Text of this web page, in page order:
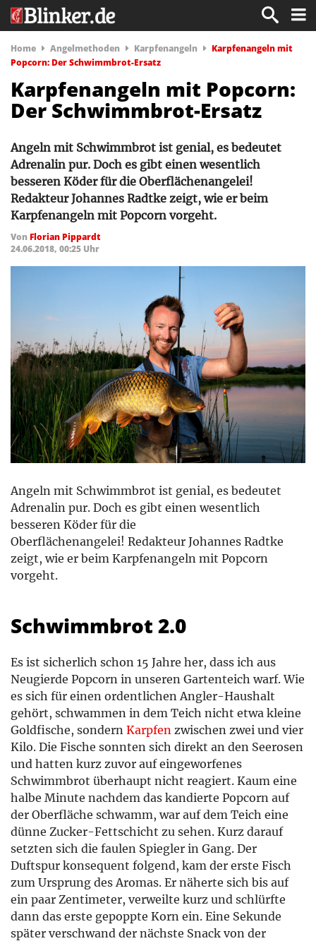
Home Angelmethoden Karpfenangeln
Karpfenangeln mit
Popcorn: Der Schwimmbrot-Ersatz
Karpfenangeln mit Popcorn:
Der Schwimmbrot-Ersatz
Angeln mit Schwimmbrot ist genial, es bedeutet
Adrenalin pur. Doch es gibt einen ­wesentlich
besseren Köder für die Oberflächenangelei!
Redakteur Johannes Radtke zeigt, wie er beim
Karpfenangeln mit Popcorn vorgeht.
Von Florian Pippardt
24.06.2018, 00:25 Uhr
Angeln mit Schwimmbrot ist genial, es bedeutet
Adrenalin pur. Doch es gibt einen ­wesentlich
besseren Köder für die
Oberflächenangelei! Redakteur Johannes Radtke
zeigt, wie er beim Karpfenangeln mit Popcorn
vorgeht.
Schwimmbrot 2.0
Es ist sicherlich schon 15 Jahre her, dass ich aus
Neugierde Popcorn in unseren Gartenteich warf. Wie
es sich für einen ordentlichen Angler-Haushalt
gehört, schwammen in dem Teich nicht etwa kleine
Goldfische, sondern Karpfen zwischen zwei und vier
Kilo. Die Fische sonnten sich direkt an den Seerosen
und hatten kurz zuvor auf eingeworfenes
Schwimmbrot überhaupt nicht reagiert. Kaum eine
halbe Minute nachdem das kandierte Popcorn auf
der Oberfläche schwamm, war auf dem Teich eine
dünne Zucker-Fettschicht zu sehen. Kurz darauf
setzten sich die faulen Spiegler in Gang. Der
Duftspur konsequent folgend, kam der erste Fisch
zum Ursprung des Aromas. Er näherte sich bis auf
ein paar Zentimeter, verweilte kurz und schlürfte
dann das erste gepoppte Korn ein. Eine Sekunde
später verschwand der nächste Snack von der